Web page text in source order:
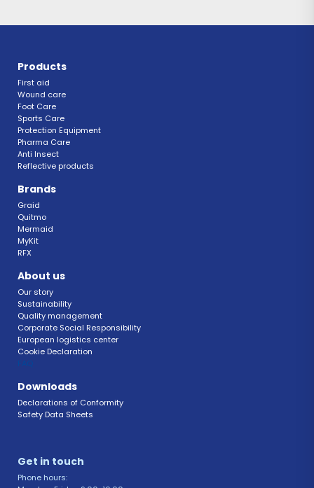
Products
First aid
Wound care
Foot Care
Sports Care
Protection Equipment
Pharma Care
Anti Insect
Reflective products
Brands
Graid
Quitmo
Mermaid
MyKit
RFX
About us
Our story
Sustainability
Quality management
Corporate Social Responsibility
European logistics center
Cookie Declaration
FAQ
Downloads
Declarations of Conformity
Safety Data Sheets
Get in touch
Phone hours: